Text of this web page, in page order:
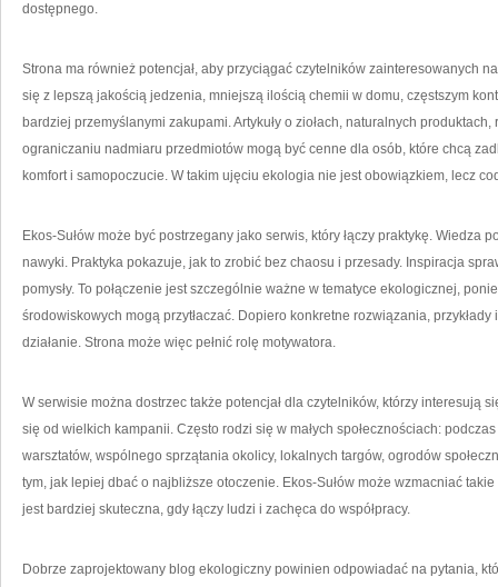
dostępnego.
Strona ma również potencjał, aby przyciągać czytelników zainteresowanych
się z lepszą jakością jedzenia, mniejszą ilością chemii w domu, częstszym
bardziej przemyślanymi zakupami. Artykuły o ziołach, naturalnych
ograniczaniu nadmiaru przedmiotów mogą być cenne dla osób, które chcą
komfort i samopoczucie. W takim ujęciu ekologia nie jest obowiązkiem, lecz
Ekos-Sułów może być postrzegany jako serwis, który łączy praktykę. Wiedza
nawyki. Praktyka pokazuje, jak to zrobić bez chaosu i przesady. Inspiracja
pomysły. To połączenie jest szczególnie ważne w tematyce ekologicznej,
środowiskowych mogą przytłaczać. Dopiero konkretne rozwiązania,
działanie. Strona może więc pełnić rolę motywatora.
W serwisie można dostrzec także potencjał dla czytelników, którzy interesują
się od wielkich kampanii. Często rodzi się w małych społecznościach:
warsztatów, wspólnego sprzątania okolicy, lokalnych targów, ogrodów
tym, jak lepiej dbać o najbliższe otoczenie. Ekos-Sułów może wzmacniać
jest bardziej skuteczna, gdy łączy ludzi i zachęca do współpracy.
Dobrze zaprojektowany blog ekologiczny powinien odpowiadać na pytania,